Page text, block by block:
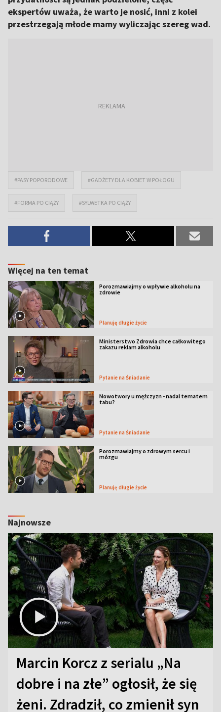
ekspertów uważa, że warto je nosić, inni z kolei
przestrzegają młode mamy wyliczając szereg wad.
#PASY POPORODOWE #GADŻETY DLA KOBIET W POŁOGU
#FORMA PO CIĄŻY #SYLWETKA PO CIĄŻY
Więcej na ten temat
Porozmawiajmy o wpływie alkoholu na
zdrowie
Planuję długie życie
Ministerstwo Zdrowia chce całkowitego
zakazu reklam alkoholu
Pytanie na Śniadanie
Nowotwory u mężczyzn - nadal tematem
tabu?
Pytanie na Śniadanie
Porozmawiajmy o zdrowym sercu i
mózgu
Planuję długie życie
Najnowsze
Marcin Korcz z serialu „Na
dobre i na złe” ogłosił, że się
żeni. Zdradził, co zmienił syn